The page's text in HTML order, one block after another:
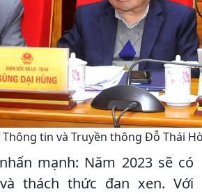
Thông tin và Truyền thông Đỗ Thái
mạnh: Năm 2023 sẽ có
thách thức đan xen. Với